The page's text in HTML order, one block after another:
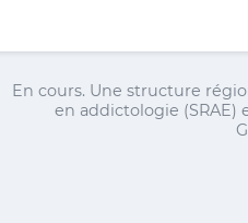
En cours. Une structure
en addictologie (SRAE)